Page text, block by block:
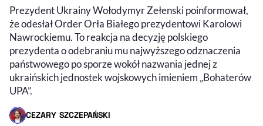
Prezydent Ukrainy Wołodymyr Zełenski poinformował,
że odesłał Order Orła Białego prezydentowi Karolowi
Nawrockiemu. To reakcja na decyzję polskiego
prezydenta o odebraniu mu najwyższego odznaczenia
państwowego po sporze wokół nazwania jednej z
ukraińskich jednostek wojskowych imieniem „Bohaterów
UPA”.
CEZARY SZCZEPAŃSKI
- AUTOR ARTYKUŁU - PROFIL